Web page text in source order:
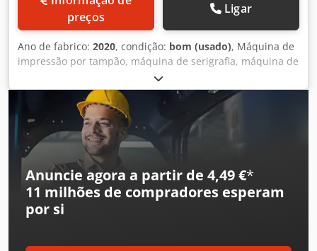
preços
Ligar
Ano de fabrico: 2020, condição: bom (usado), Máquina de
impressão por tampão, máquina de serigrafia, máquina de
impressão rotativa, impressora por tampão -Fabricante:
Eickmeyer, máquina de serigrafia, máquina de impressão
por tampão -Tipo: TIC 121 SC -Tensão: 230 V -Dimensões
da mesa: 180 x 100 mm -Alcance: 165 mm -Controlo: com
pedal Dodpfxox Ei Tws Aivjkr -Quantidade: 3 máquinas de
impressão por tampão disponíveis -Preço: por unidade -
Dimensões de transporte: 670/400/A530 mm -Peso: 50
kg/unidade
Anuncie agora a partir de 4,49 €*
11 milhões de compradores esperam
por si